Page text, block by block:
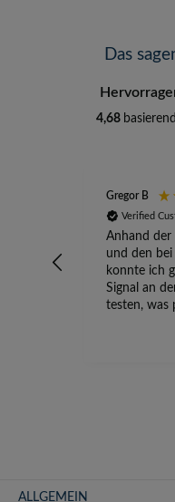
Das
4,68
Gregor B
Verified
Anhand der
und den
konnte ich
Signal an
testen, was
der
ALLGEMEIN